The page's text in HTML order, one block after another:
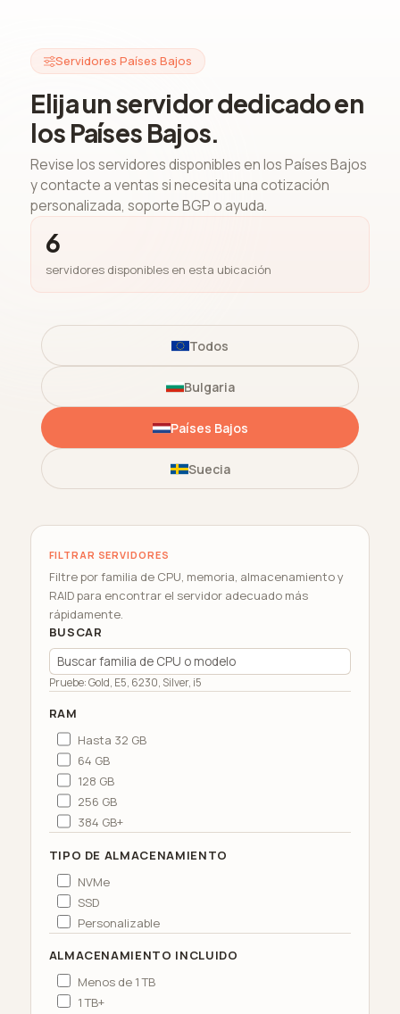
Servidores Países Bajos
Elija un servidor dedicado en
los Países Bajos.
Revise los servidores disponibles en los Países Bajos
y contacte a ventas si necesita una cotización
personalizada, soporte BGP o ayuda.
6
servidores disponibles en esta ubicación
Todos
Bulgaria
Países Bajos
Suecia
FILTRAR SERVIDORES
Filtre por familia de CPU, memoria, almacenamiento y
RAID para encontrar el servidor adecuado más
rápidamente.
BUSCAR
Pruebe: Gold, E5, 6230, Silver, i5
RAM
Hasta 32 GB
64 GB
128 GB
256 GB
384 GB+
TIPO DE ALMACENAMIENTO
NVMe
SSD
Personalizable
ALMACENAMIENTO INCLUIDO
Menos de 1 TB
1 TB+